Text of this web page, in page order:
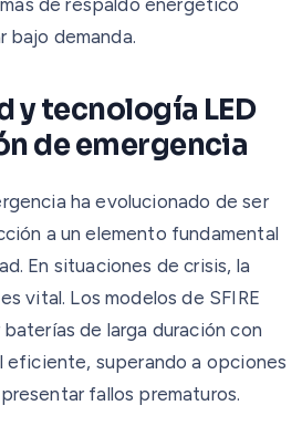
bajo demanda.
y tecnología LED
de emergencia
ha evolucionado de ser
a un elemento fundamental
En situaciones de crisis, la
vital. Los modelos de SFIRE
de larga duración con
superando a opciones
fallos prematuros.